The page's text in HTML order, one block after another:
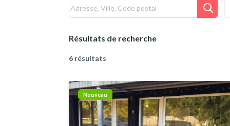
Résultats de recherche
6 résultats
Nouveau